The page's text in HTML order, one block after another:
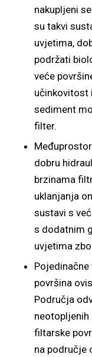
nakupljeni
su takvi
uvjetima,
podržati
veće
učinkovitost
sediment
filter.
dobru
brzinama
uklanjanja
sustavi s
s dodatnim
uvjetima
površina
Područja
neotopljenih
filtarske
na područje